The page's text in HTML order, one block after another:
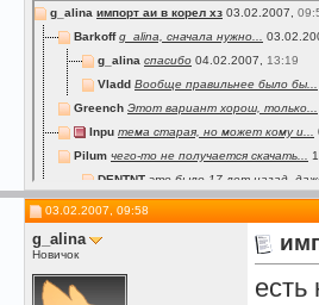
g_alina импорт аи в корел хз 03.02.2007,
Barkoff g_alina, сначала нужно...
g_alina спасибо 04.02.2007, 13:19
Vladd Вообще правильнее было бы...
Greench Этот вариант хорош, только...
Inpu тема старая, но может кому и...
Pilum чего-то не получается скачать...
DENTNT это было 17 лет назад,
misax не работать14.08.2007,14:02
lix Действительно не работает -...
lix
Может всетаки кто то знает...
03.02.2007, 09:58
g_alina
Новичок